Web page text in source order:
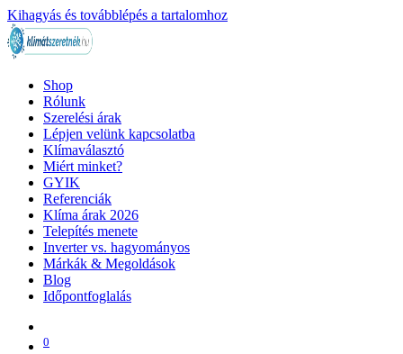
Kihagyás és továbblépés a tartalomhoz
Shop
Rólunk
Szerelési árak
Lépjen velünk kapcsolatba
Klímaválasztó
Miért minket?
GYIK
Referenciák
Klíma árak 2026
Telepítés menete
Inverter vs. hagyományos
Márkák & Megoldások
Blog
Időpontfoglalás
0